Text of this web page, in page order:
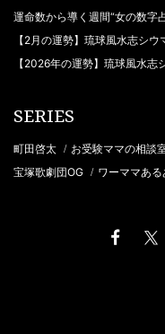
運命数から導く週間“女の数字
【2月の運勢】琉球風水志シウ
【2026年の運勢】琉球風水志
SERIES
町田啓太 / お受験ママの相談
宝塚歌劇団OG / ワーママあ